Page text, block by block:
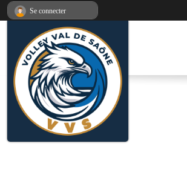
Se connecter
Panneau de gestion des cookies